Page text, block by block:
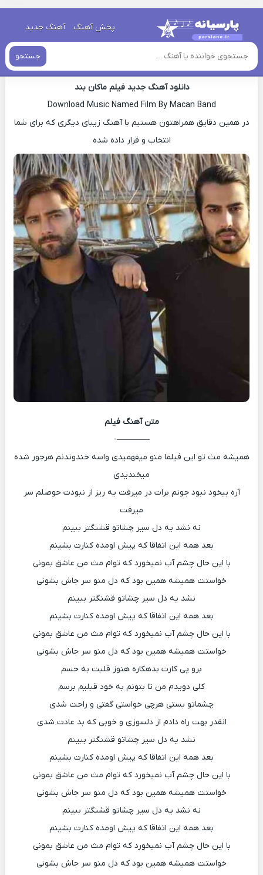
پخش آهنگ آهنگ جدید
جستجو
خانه » دانلود آهنگ جدید
اهنگ ماکان بند فیلم جدید
دانلود آهنگ جدید فیلم ماکان بند
Download Music Named Film By Macan Band
در همین دقایق همراهتون هستیم با آهنگ زیبای دیگری که برای شما
انتخاب و قرار داده شده
متن آهنگ فیلم
————-
همیشه مث تو این فیلما منو میفهمیدی واسه خندوندنم هرجور شده
میخندیدی
آره بیخود نبود جونم برات در میرفت یه ریز از نبودت حوصلم سر
میرفت
نه نشد یه دل سیر چشاتو قشنگتر ببینم
بعد همه این اتفاقا که پیش اومده کنارت بشینم
با این حال چشم آب نمیخورد که توام مث من عاشق بمونی
خواستت همیشه همین بود که دل منو سر جاش بشونی
نشد یه دل سیر چشاتو قشنگتر ببینم
بعد همه این اتفاقا که پیش اومده کنارت بشینم
با این حال چشم آب نمیخورد که توام مث من عاشق بمونی
خواستت همیشه همین بود که دل منو سر جاش بشونی
برو پی کارت بدهکاره هنوز قلبت به حسم
کلی دویدم من تا بتونم به خود قبلیم برسم
چشماتو بستی هرچی خواستی گفتی و راحت شدی
انقدر بهت راه دادم از دلسوزی و خوبی که بد عادت شدی
نشد یه دل سیر چشاتو قشنگتر ببینم
بعد همه این اتفاقا که پیش اومده کنارت بشینم
با این حال چشم آب نمیخورد که توام مث من عاشق بمونی
خواستت همیشه همین بود که دل منو سر جاش بشونی
نه نشد یه دل سیر چشاتو قشنگتر ببینم
بعد همه این اتفاقا که پیش اومده کنارت بشینم
با این حال چشم آب نمیخورد که توام مث من عاشق بمونی
خواستت همیشه همین بود که دل منو سر جاش بشونی